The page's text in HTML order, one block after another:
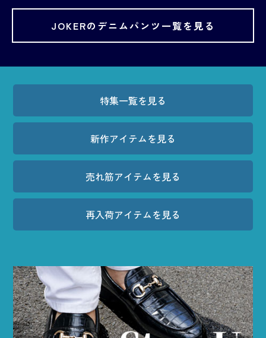
JOKERのデニムパンツ一覧を見る
特集一覧を見る
新作アイテムを見る
売れ筋アイテムを見る
再入荷アイテムを見る